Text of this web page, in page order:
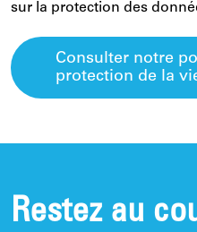
sur la protection des
Consulter notre
protection de la
Restez au